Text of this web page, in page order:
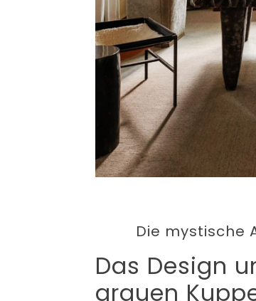
Die mystische
Das Design
grauen